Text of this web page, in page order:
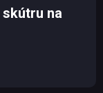
na